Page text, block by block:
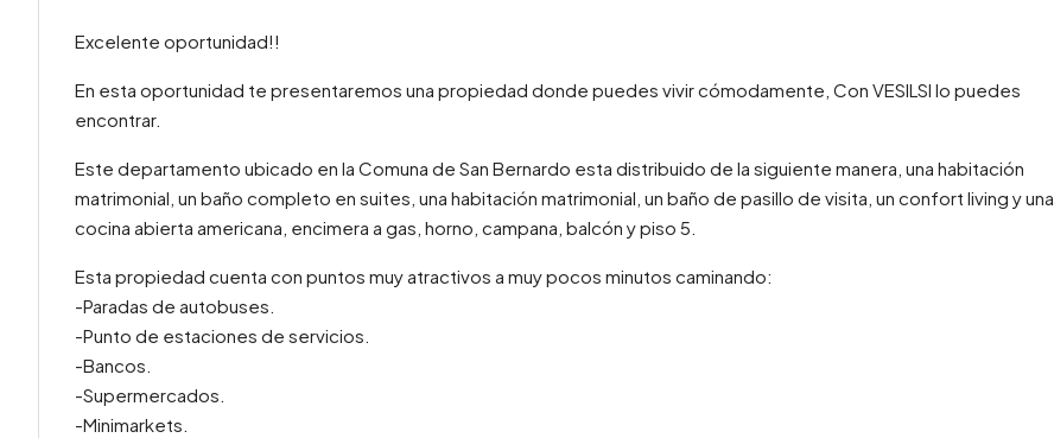
Excelente oportunidad!!
En esta oportunidad te presentaremos una propiedad donde puedes vivir cómodamente, Con VESILSI lo puedes
encontrar.
Este departamento ubicado en la Comuna de San Bernardo esta distribuido de la siguiente manera, una habitación
matrimonial, un baño completo en suites, una habitación matrimonial, un baño de pasillo de visita, un confort living y una
cocina abierta americana, encimera a gas, horno, campana, balcón y piso 5.
Esta propiedad cuenta con puntos muy atractivos a muy pocos minutos caminando:
-Paradas de autobuses.
-Punto de estaciones de servicios.
-Bancos.
-Supermercados.
-Minimarkets.